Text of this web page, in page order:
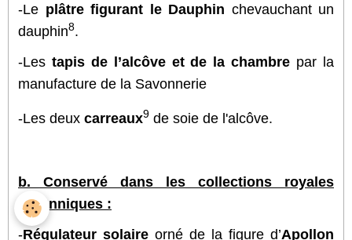
-Le plâtre figurant le Dauphin chevauchant un
dauphin8.
-Les tapis de l’alcôve et de la chambre par la
manufacture de la Savonnerie
-Les deux carreaux9 de soie de l'alcôve.
b. Conservé dans les collections royales
britanniques :
-Régulateur solaire orné de la figure d’Apollon